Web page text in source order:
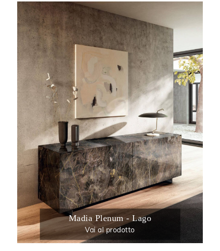
Madia Plenum - Lago
Vai al prodotto